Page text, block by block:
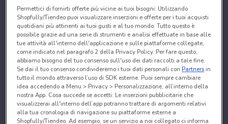
Permettici di fornirti offerte più vicine ai tuoi bisogni: Utilizzando
Shopfully/Tiendeo puoi visualizzare inserzioni e offerte per i tuoi acquisti
quotidiani più attinenti ai tuoi gusti e al tuo mondo. Tutto questo è
possibile grazie ad una serie di strumenti e analisi effettuate in base alle
tue attività all'interno dell'applicazione e sulle piattaforme collegate,
come indicato nel paragrafo 2 della Privacy Policy. Per fare questo,
abbiamo bisogno del tuo consenso sull'uso dei dati raccolti a tale fine.
Se dai il tuo consenso condivideremo i tuoi dati personali conPartnersin
tutto il mondo attraverso l’uso di SDK esterne. Puoi sempre cambiare
idea accedendo a Menu > Privacy > Personalizzazione, all’interno della
nostra App. Cosa succede se accetti: Le inserzioni pubblicitarie che
visualizzerai all'interno dell’app potranno trattare di argomenti relativi
alla tua cronologia di navigazione su piattaforme esterne a
Shopfully/Tiendeo. Ad esempio, se un servizio a noi collegato ci informa